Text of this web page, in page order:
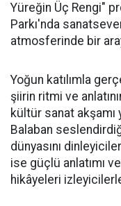
Yüreğin Üç Rengi"
Parkı'nda
atmosferinde bir
Yoğun katılımla
şiirin ritmi ve
kültür sanat akşamı
Balaban
dünyasını
ise güçlü anlatımı
hikâyeleri